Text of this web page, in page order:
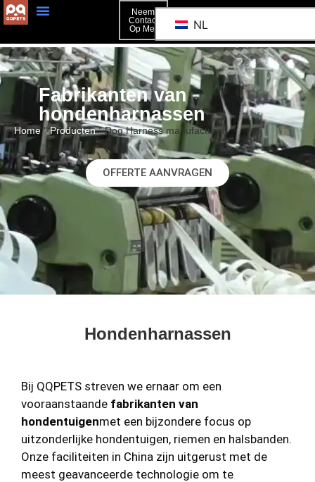
Neem
Contact
Op Met
NL
Fabrikanten van
hondenharnassen
Home"Producten"Dog Harness manufacturer
OFFERTE AANVRAGEN
Hondenharnassen
Bij QQPETS streven we ernaar om een
vooraanstaande fabrikanten van
hondentuigenmet een bijzondere focus op
uitzonderlijke hondentuigen, riemen en halsbanden.
Onze faciliteiten in China zijn uitgerust met de
meest geavanceerde technologie om te